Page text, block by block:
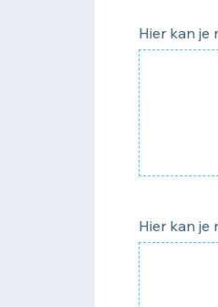
Hier kan je
Hier kan je